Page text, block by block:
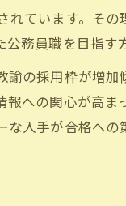
保育教諭試験
試験対策に役立つ
保育教諭試験
茨木市の採用
ています。そ
務員職を目指
の採用枠が増
への関心が高
入手が合格への